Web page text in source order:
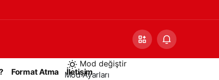
Format Atma İletişim
Mod değiştir
Mod Ayarları